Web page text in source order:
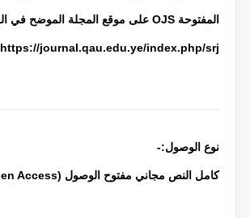
المفتوحة OJS على موقع المجلة الموضح في الرابط التالي:-
https://journal.qau.edu.ye/index.php/srj
نوع الوصول:-
كامل النص مجاني مفتوح الوصول (Open Access).